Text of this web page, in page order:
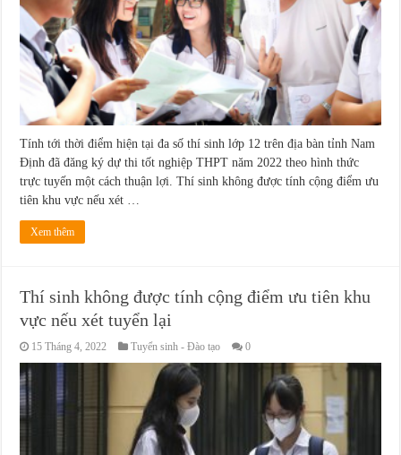
Tính tới thời điểm hiện tại đa số thí sinh lớp 12 trên địa bàn tỉnh Nam
Định đã đăng ký dự thi tốt nghiệp THPT năm 2022 theo hình thức
trực tuyến một cách thuận lợi. Thí sinh không được tính cộng điểm ưu
tiên khu vực nếu xét …
Xem thêm
Thí sinh không được tính cộng điểm ưu tiên khu
vực nếu xét tuyển lại
15 Tháng 4, 2022 Tuyển sinh - Đào tạo 0